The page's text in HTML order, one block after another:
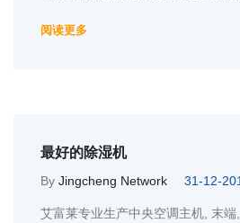
阅读更多
最好的除湿机
By Jingcheng Network 31-12-
艾富莱专业生产中央空调主机, 末